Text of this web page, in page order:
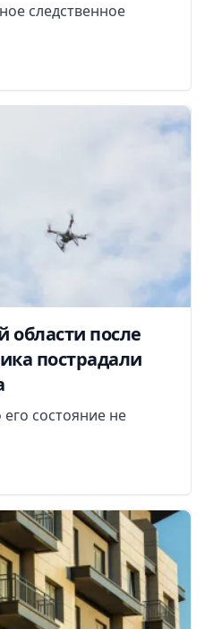
следственное
области после
пострадали
состояние не